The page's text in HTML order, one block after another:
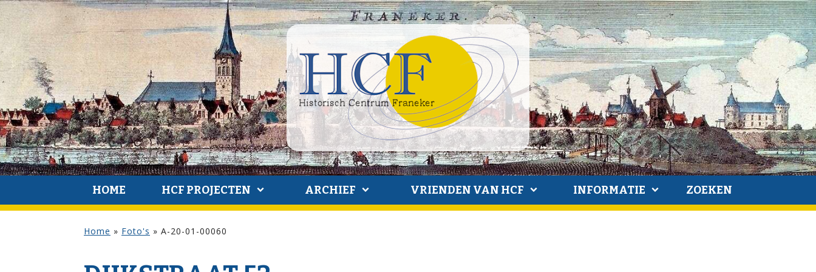
HOME HCF PROJECTEN ARCHIEF VRIENDEN VAN HCF INFORMATIE ZOEKEN
Home » Foto's » A-20-01-00060